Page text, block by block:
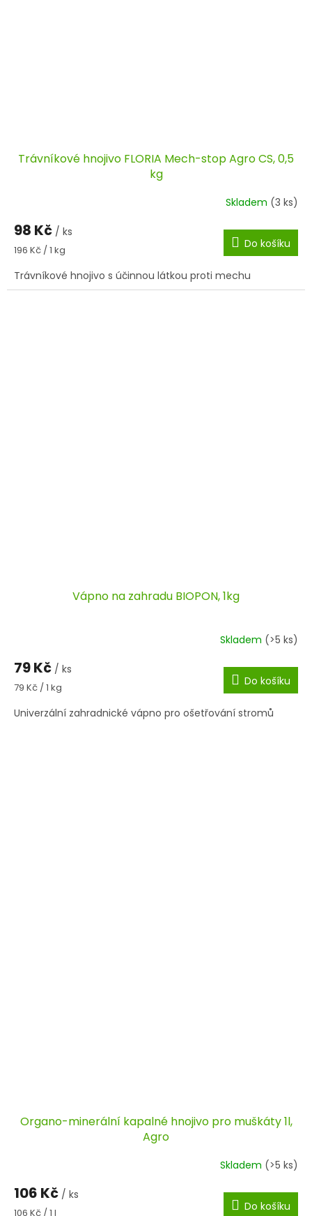
Trávníkové hnojivo FLORIA Mech-stop Agro CS, 0,5
kg
Skladem (3 ks)
98 Kč / ks
Měrná
196 Kč / 1 kg Do košíku
Trávníkové hnojivo s účinnou látkou proti mechu
Vápno na zahradu BIOPON, 1kg
Skladem (>5 ks)
79 Kč / ks
Měrná
79 Kč / 1 kg Do košíku
Univerzální zahradnické vápno pro ošetřování stromů
Organo-minerální kapalné hnojivo pro muškáty 1l,
Agro
Skladem (>5 ks)
106 Kč / ks
Měrná
106 Kč / 1 l Do košíku